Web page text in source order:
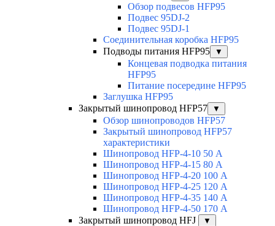
Обзор подвесов HFP95
Подвес 95DJ-2
Подвес 95DJ-1
Соединительная коробка HFP95
Подводы питания HFP95
▼
Концевая подводка питания
HFP95
Питание посередине HFP95
Заглушка HFP95
Закрытый шинопровод HFP57
▼
Обзор шинопроводов HFP57
Закрытый шинопровод HFP57
характеристики
Шинопровод HFP-4-10 50 А
Шинопровод HFP-4-15 80 А
Шинопровод HFP-4-20 100 А
Шинопровод HFP-4-25 120 А
Шинопровод HFP-4-35 140 А
Шинопровод HFP-4-50 170 А
Закрытый шинопровод HFJ
▼